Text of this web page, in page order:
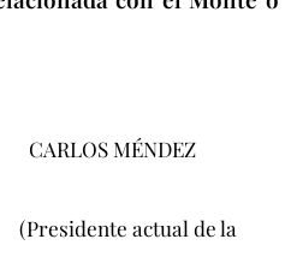
MÉNDEZ
actual de la